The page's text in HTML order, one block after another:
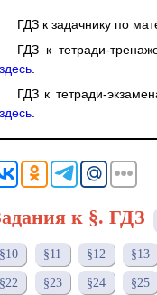
ГДЗ к задачнику по
ГДЗ к тетради-
здесь
ГДЗ к тетради-
здесь
к §. ГДЗ
§10 §11 §12 §13
§22 §23 §24 §25